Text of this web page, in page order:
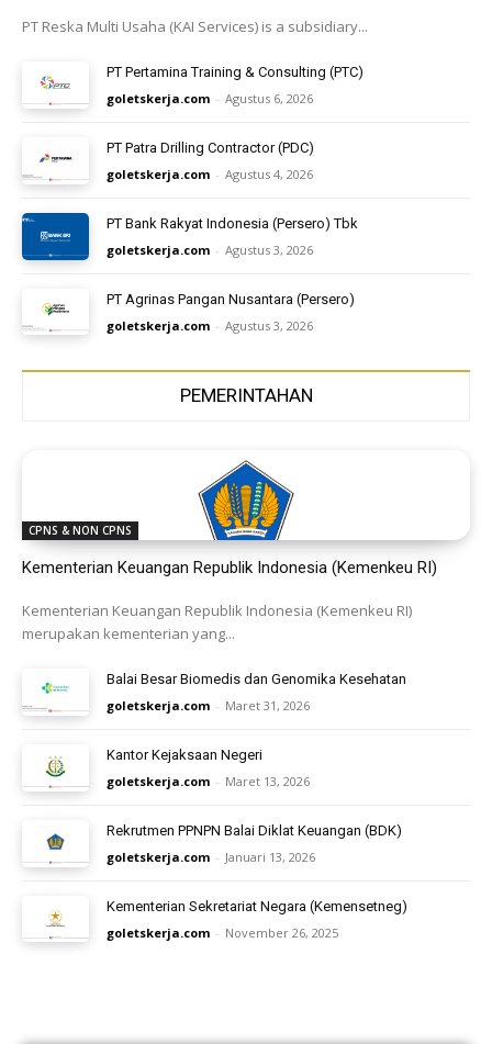
PT Reska Multi Usaha (KAI Services) is a subsidiary...
PT Pertamina Training & Consulting (PTC)
goletskerja.com - Agustus 6, 2026
PT Patra Drilling Contractor (PDC)
goletskerja.com - Agustus 4, 2026
PT Bank Rakyat Indonesia (Persero) Tbk
goletskerja.com - Agustus 3, 2026
PT Agrinas Pangan Nusantara (Persero)
goletskerja.com - Agustus 3, 2026
PEMERINTAHAN
CPNS & NON CPNS
Kementerian Keuangan Republik Indonesia (Kemenkeu RI)
Kementerian Keuangan Republik Indonesia (Kemenkeu RI)
merupakan kementerian yang...
Balai Besar Biomedis dan Genomika Kesehatan
goletskerja.com - Maret 31, 2026
Kantor Kejaksaan Negeri
goletskerja.com - Maret 13, 2026
Rekrutmen PPNPN Balai Diklat Keuangan (BDK)
goletskerja.com - Januari 13, 2026
Kementerian Sekretariat Negara (Kemensetneg)
goletskerja.com - November 26, 2025